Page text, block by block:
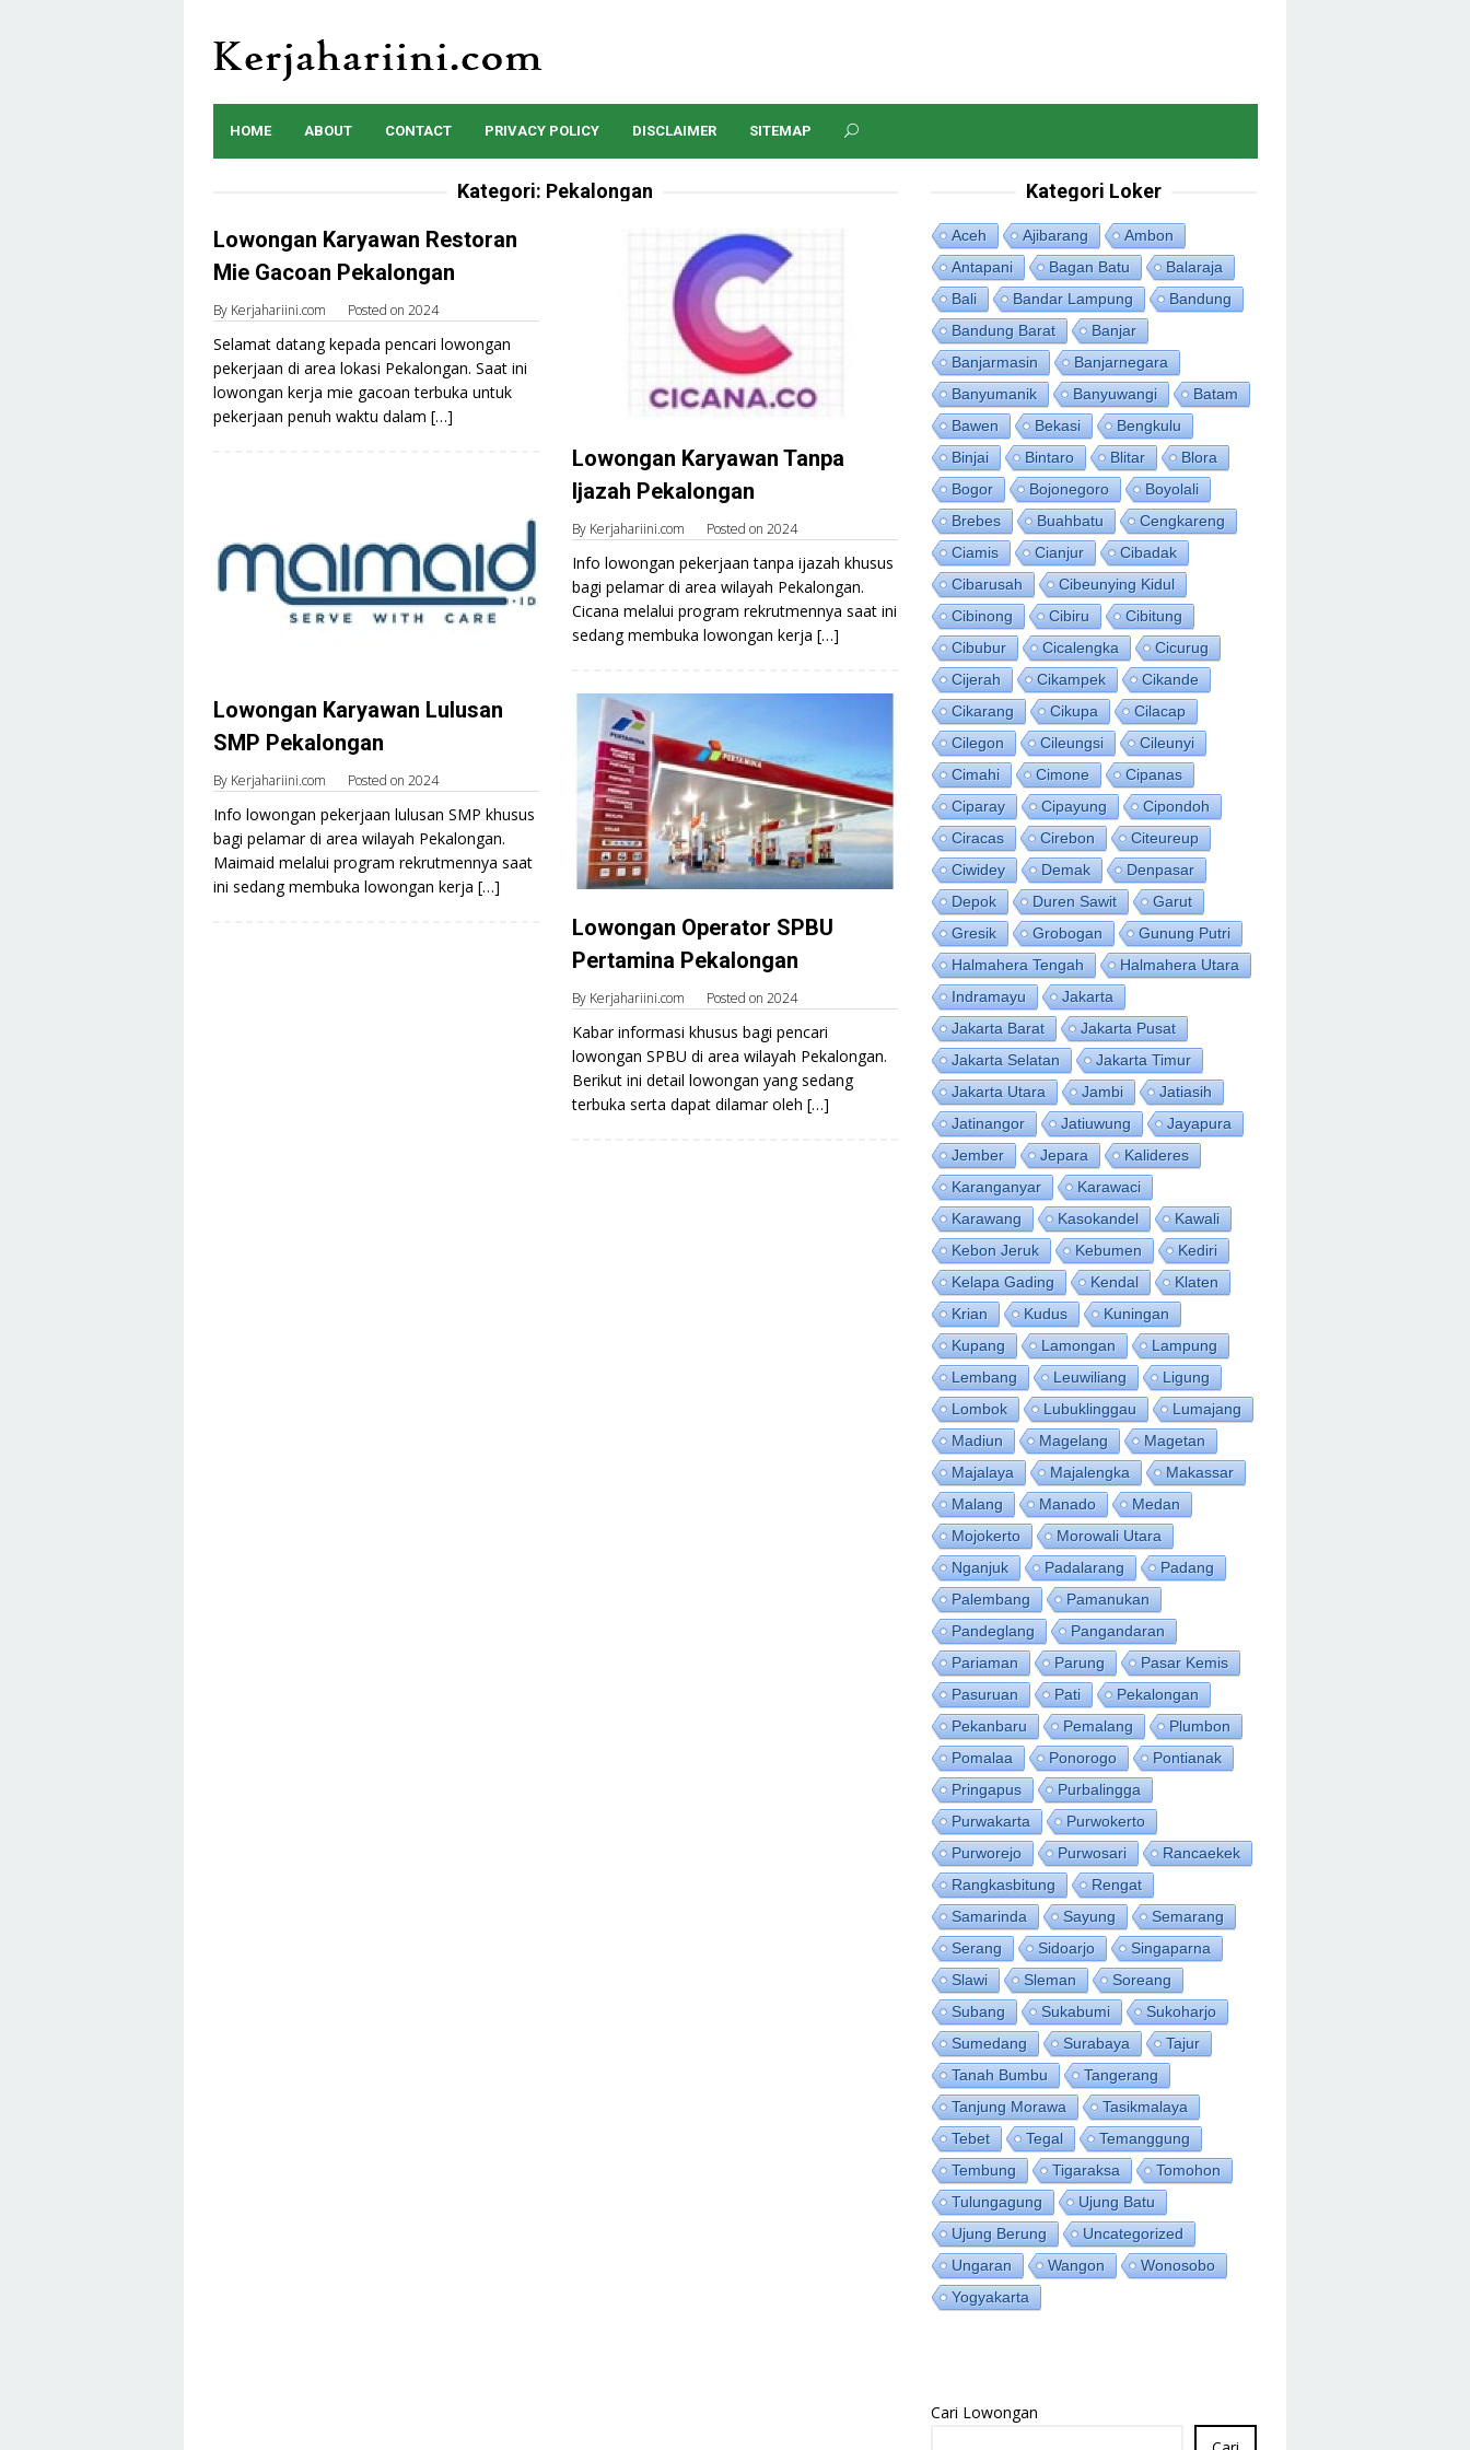
content
HOME ABOUT CONTACT PRIVACY POLICY DISCLAIMER SITEMAP
Kategori: Pekalongan
Lowongan Karyawan Restoran
Mie Gacoan Pekalongan
By Kerjahariini.com Posted on 2024
Selamat datang kepada pencari lowongan
pekerjaan di area lokasi Pekalongan. Saat ini
lowongan kerja mie gacoan terbuka untuk
pekerjaan penuh waktu dalam […]
Lowongan Karyawan Tanpa
Ijazah Pekalongan
By Kerjahariini.com Posted on 2024
Info lowongan pekerjaan tanpa ijazah khusus
bagi pelamar di area wilayah Pekalongan.
Cicana melalui program rekrutmennya saat ini
sedang membuka lowongan kerja […]
Lowongan Karyawan Lulusan
SMP Pekalongan
By Kerjahariini.com Posted on 2024
Info lowongan pekerjaan lulusan SMP khusus
bagi pelamar di area wilayah Pekalongan.
Maimaid melalui program rekrutmennya saat
ini sedang membuka lowongan kerja […]
Lowongan Operator SPBU
Pertamina Pekalongan
By Kerjahariini.com Posted on 2024
Kabar informasi khusus bagi pencari
lowongan SPBU di area wilayah Pekalongan.
Berikut ini detail lowongan yang sedang
terbuka serta dapat dilamar oleh […]
Kategori Loker
Aceh Ajibarang
Ambon
Antapani
Bagan Batu
Balaraja
Bali
Bandar Lampung
Bandung
Bandung Barat
Banjar
Banjarmasin
Banjarnegara
Banyumanik
Banyuwangi
Batam
Bawen
Bekasi
Bengkulu
Binjai
Bintaro Blitar
Blora
Bogor
Bojonegoro
Boyolali
Brebes
Buahbatu
Cengkareng
Ciamis
Cianjur
Cibadak
Cibarusah
Cibeunying Kidul
Cibinong
Cibiru
Cibitung
Cibubur
Cicalengka
Cicurug
Cijerah
Cikampek
Cikande
Cikarang
Cikupa
Cilacap
Cilegon
Cileungsi
Cileunyi
Cimahi
Cimone
Cipanas
Ciparay
Cipayung
Cipondoh
Ciracas
Cirebon
Citeureup
Ciwidey
Demak
Denpasar
Depok
Duren Sawit
Garut
Gresik
Grobogan
Gunung Putri
Halmahera Tengah
Halmahera Utara
Indramayu
Jakarta
Jakarta Barat
Jakarta Pusat
Jakarta Selatan
Jakarta Timur
Jakarta Utara
Jambi
Jatiasih
Jatinangor
Jatiuwung
Jayapura
Jember
Jepara
Kalideres
Karanganyar
Karawaci
Karawang
Kasokandel
Kawali
Kebon Jeruk
Kebumen
Kediri
Kelapa Gading
Kendal
Klaten
Krian
Kudus
Kuningan
Kupang
Lamongan
Lampung
Lembang
Leuwiliang
Ligung
Lombok
Lubuklinggau
Lumajang
Madiun
Magelang
Magetan
Majalaya
Majalengka
Makassar
Malang
Manado
Medan
Mojokerto
Morowali Utara
Nganjuk
Padalarang
Padang
Palembang
Pamanukan
Pandeglang
Pangandaran
Pariaman
Parung
Pasar Kemis
Pasuruan
Pati
Pekalongan
Pekanbaru
Pemalang
Plumbon
Pomalaa
Ponorogo
Pontianak
Pringapus
Purbalingga
Purwakarta
Purwokerto
Purworejo
Purwosari
Rancaekek
Rangkasbitung
Rengat
Samarinda
Sayung
Semarang
Serang
Sidoarjo
Singaparna
Slawi
Sleman
Soreang
Subang
Sukabumi
Sukoharjo
Sumedang
Surabaya
Tajur
Tanah Bumbu
Tangerang
Tanjung Morawa
Tasikmalaya
Tebet
Tegal
Temanggung
Tembung
Tigaraksa
Tomohon
Tulungagung
Ujung Batu
Ujung Berung
Uncategorized
Ungaran
Wangon
Wonosobo
Yogyakarta
Cari Lowongan